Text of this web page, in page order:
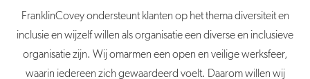
FranklinCovey ondersteunt klanten op het thema diversiteit en
inclusie en wijzelf willen als organisatie een diverse en inclusieve
organisatie zijn. Wij omarmen een open en veilige werksfeer,
waarin iedereen zich gewaardeerd voelt. Daarom willen wij